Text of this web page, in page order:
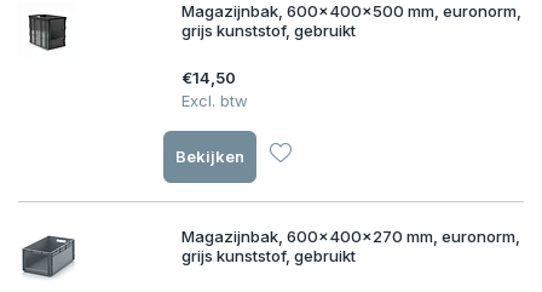
Magazijnbak, 600x400x500 mm, euronorm,
grijs kunststof, gebruikt
€14,50
Excl. btw
Bekijken
Magazijnbak, 600x400x270 mm, euronorm,
grijs kunststof, gebruikt